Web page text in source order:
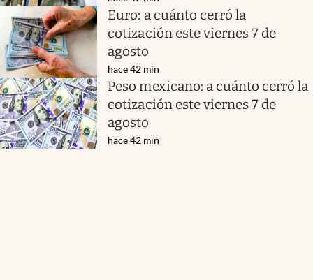
Euro: a cuánto cerró la
cotización este viernes 7 de
agosto
hace 42 min
Peso mexicano: a cuánto cerró la
cotización este viernes 7 de
agosto
hace 42 min